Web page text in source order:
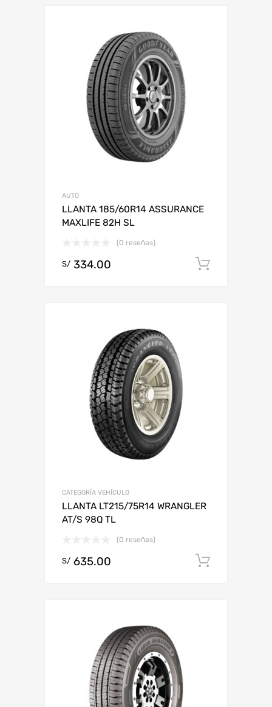
AUTO
LLANTA 185/60R14 ASSURANCE
MAXLIFE 82H SL
(0 reseñas)
S/ 334.00
CATEGORÍA VEHÍCULO
LLANTA LT215/75R14 WRANGLER
AT/S 98Q TL
(0 reseñas)
S/ 635.00